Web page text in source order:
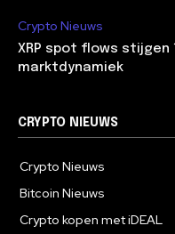
Crypto Nieuws
XRP spot flows stijgen
marktdynamiek
CRYPTO NIEUWS
Crypto Nieuws
Bitcoin Nieuws
Crypto kopen met iDEAL